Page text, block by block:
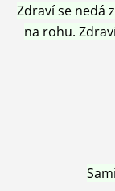
Zdraví se nedá
na rohu.